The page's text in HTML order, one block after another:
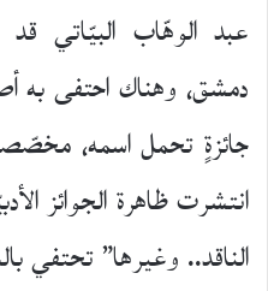
عبد الوهّاب البيّاتي
دمشق، وهناك احتفى به
جائزةٍ تحمل اسمه،
انتشرت ظاهرة الجوائز
الناقد.. وغيرها” تحتفي